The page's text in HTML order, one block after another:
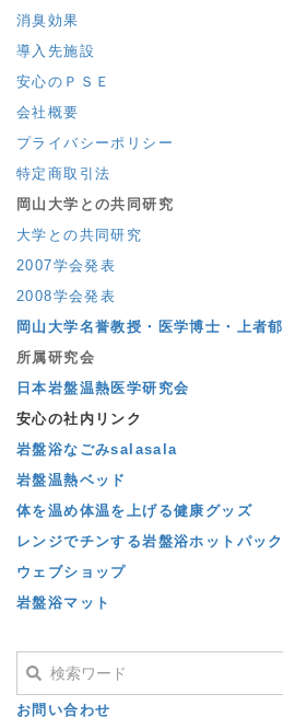
消臭効果
導入先施設
安心のＰＳＥ
会社概要
プライバシーポリシー
特定商取引法
岡山大学との共同研究
大学との共同研究
2007学会発表
2008学会発表
岡山大学名誉教授・医学博士・上者
所属研究会
日本岩盤温熱医学研究会
安心の社内リンク
岩盤浴なごみsalasala
岩盤温熱ベッド
体を温め体温を上げる健康グッズ
レンジでチンする岩盤浴ホットパック
ウェブショップ
岩盤浴マット
お問い合わせ